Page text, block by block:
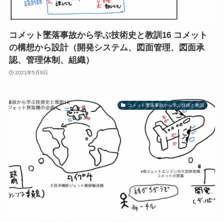
コメット墜落事故から学ぶ技術史と教訓16 コメット
の構想から設計（開発システム、図面管理、図面承
認、管理体制、組織）
2021年5月9日
コメット墜落事故から学ぶ技術と教訓